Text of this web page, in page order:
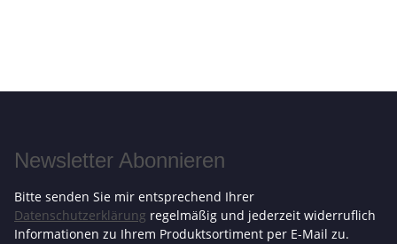
Newsletter Abonnieren
Bitte senden Sie mir entsprechend Ihrer
Datenschutzerklärung regelmäßig und jederzeit widerruflich
Informationen zu Ihrem Produktsortiment per E-Mail zu.